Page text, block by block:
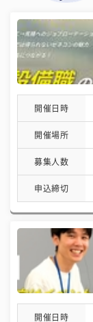
開催日時
開催場所
募集人数
申込締切
開催日時